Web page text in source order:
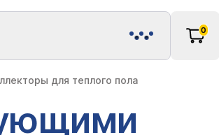
0
для теплого пола